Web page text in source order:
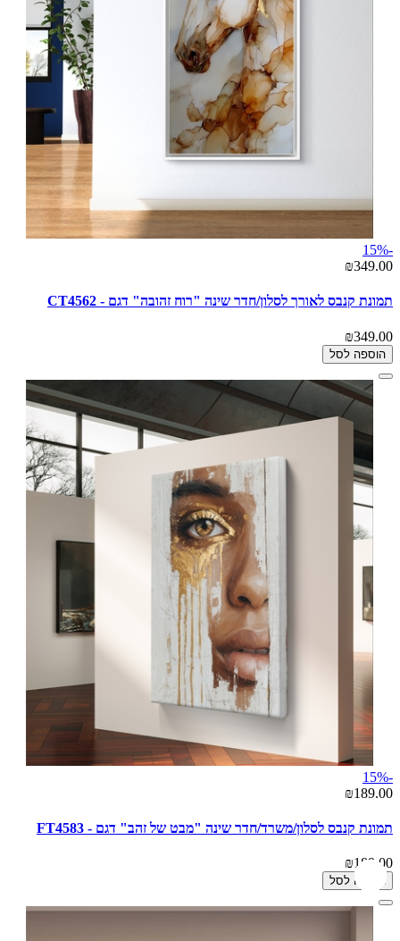
-15%
₪349.00
תמונת קנבס לאורך לסלון/חדר שינה "רוח זהובה" דגם - CT4562
₪349.00
הוספה לסל
-15%
₪189.00
תמונת קנבס לסלון/משרד/חדר שינה "מבט של זהב" דגם - FT4583
₪189.00
הוספה לסל